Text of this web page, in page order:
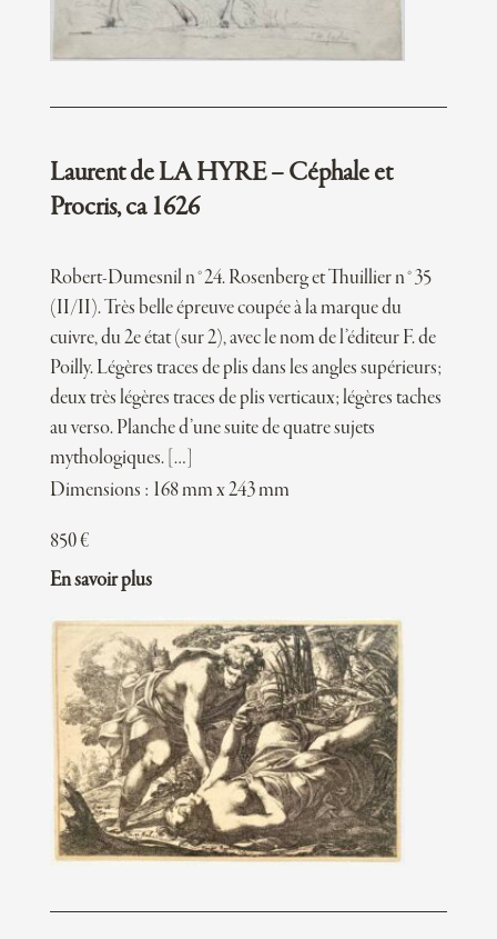
Laurent de LA HYRE – Céphale et
Procris, ca 1626
Robert-Dumesnil n°24. Rosenberg et Thuillier n°35
(II/II). Très belle épreuve coupée à la marque du
cuivre, du 2e état (sur 2), avec le nom de l’éditeur F. de
Poilly. Légères traces de plis dans les angles supérieurs;
deux très légères traces de plis verticaux; légères taches
au verso. Planche d’une suite de quatre sujets
mythologiques. […]
Dimensions : 168 mm x 243 mm
850€
En savoir plus